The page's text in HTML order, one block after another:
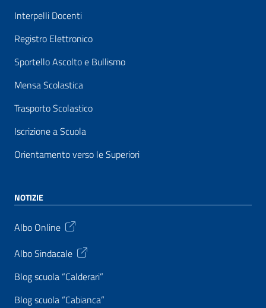
Interpelli Docenti
Registro Elettronico
Sportello Ascolto e Bullismo
Mensa Scolastica
Trasporto Scolastico
Iscrizione a Scuola
Orientamento verso le Superiori
NOTIZIE
Albo Online
Albo Sindacale
Blog scuola “Calderari”
Blog scuola “Cabianca”